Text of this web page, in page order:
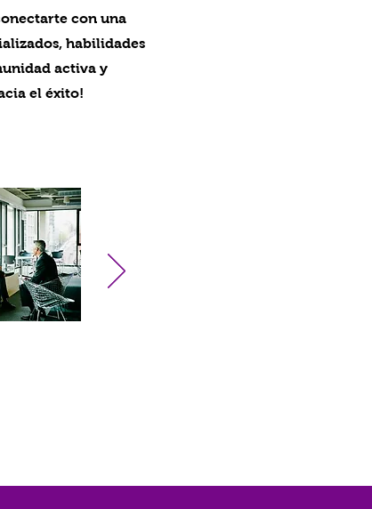
con una
habilidades
activa y
el éxito!